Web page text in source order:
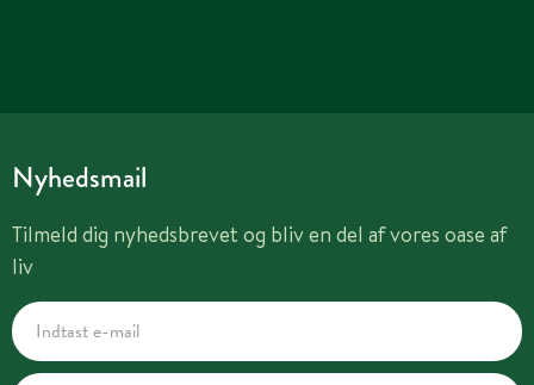
Nyhedsmail
Tilmeld dig nyhedsbrevet og bliv en del af vores oase af
liv